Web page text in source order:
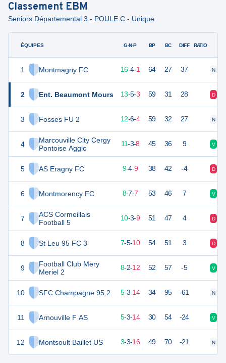
Classement EBM
Seniors Départemental 3 - POULE C - Unique
ÉQUIPES
1 Montmagny FC
2 Ent. Beaumont Mours
3 Fosses FU 2
4
Marcouville City Cergy
Pontoise Agglo
5 AS Eragny FC
6 Montmorency FC
7
ACS Cormeillais
Football 5
8 St Leu 95 FC 3
9
Football Club Mery
Meriel 2
10 SFC Champagne 95 2
11 Arnouville F AS
12 Montsoult Baillet US
G-N-P BP BC DIFF RATIO
16-4-1 64 27 37 N
44 21 13-5-3 59 31 28 D
12-6-4 59 32 27 N
36 22 11-3-8 45 36 9 V
9-4-9 38 42 -4 D
30 8-7-7 53 46 7 V
29 10-3-9 51 47 4 D
7-5-10 54 51 3 D
26 8-2-12 52 57 -5 V
18 22 5-3-14 34 95 -61 N
5-3-14 30 54 -24 V
12 3-3-16 49 70 -21 N